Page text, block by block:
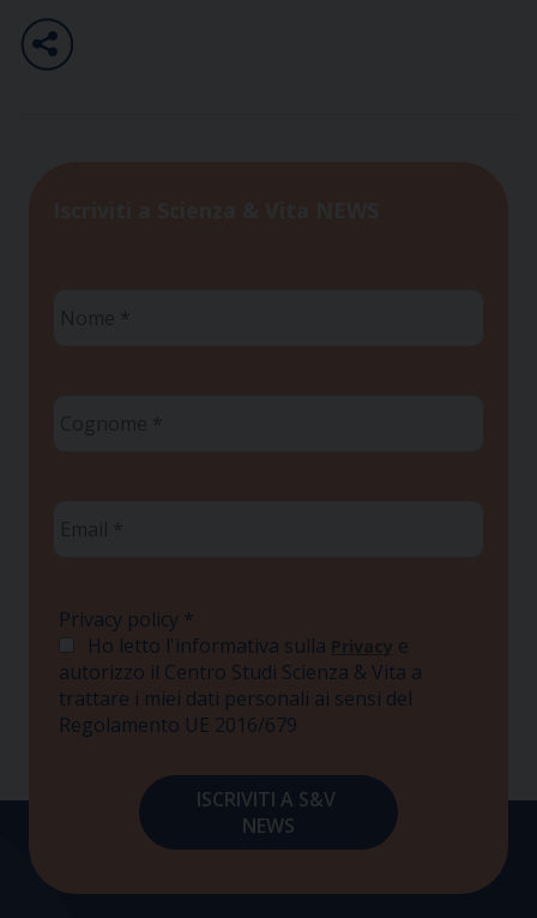
Privacy policy *
Ho letto l'informativa sulla Privacy e
autorizzo il Centro Studi Scienza & Vita a
trattare i miei dati personali ai sensi del
Regolamento UE 2016/679